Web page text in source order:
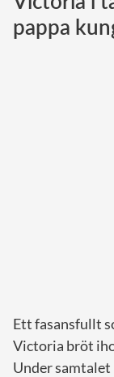
pappa
Ett fasansfullt
Victoria bröt
Under